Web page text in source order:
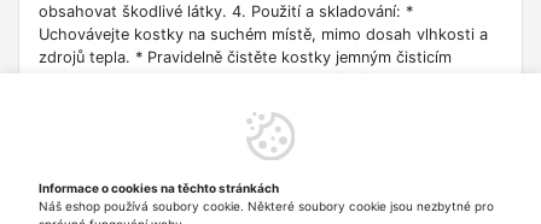
obsahovat škodlivé látky. 4. Použití a skladování: *
Uchovávejte kostky na suchém místě, mimo dosah vlhkosti a
zdrojů tepla. * Pravidelně čistěte kostky jemným čisticím
kostky mohou být nebezpečné pro miminka a malé děti. 6.
Dohled: * Při hraní s kostkami vždy dohlížejte na dítě. * Naučte
Dávejte pozor na kostky s magnety, které mohou být
obzvláště nebezpečné v případě požití. * Nedovolte dítěti
Informace o cookies na těchto stránkách
Náš eshop používá soubory cookie. Některé soubory cookie jsou nezbytné pro